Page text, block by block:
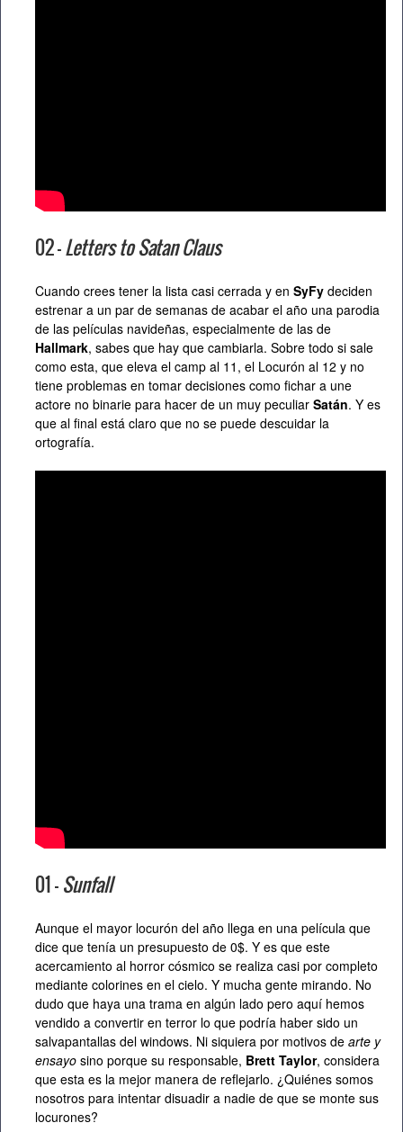
02 – Letters to Satan Claus
Cuando crees tener la lista casi cerrada y en SyFy deciden
estrenar a un par de semanas de acabar el año una parodia
de las películas navideñas, especialmente de las de
Hallmark, sabes que hay que cambiarla. Sobre todo si sale
como esta, que eleva el camp al 11, el Locurón al 12 y no
tiene problemas en tomar decisiones como fichar a une
actore no binarie para hacer de un muy peculiar Satán. Y es
que al final está claro que no se puede descuidar la
ortografía.
01 – Sunfall
Aunque el mayor locurón del año llega en una película que
dice que tenía un presupuesto de 0$. Y es que este
acercamiento al horror cósmico se realiza casi por completo
mediante colorines en el cielo. Y mucha gente mirando. No
dudo que haya una trama en algún lado pero aquí hemos
vendido a convertir en terror lo que podría haber sido un
salvapantallas del windows. Ni siquiera por motivos de arte y
ensayo sino porque su responsable, Brett Taylor, considera
que esta es la mejor manera de reflejarlo. ¿Quiénes somos
nosotros para intentar disuadir a nadie de que se monte sus
locurones?